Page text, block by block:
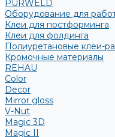
PURWELD
Оборудование для
Клеи для постформинга
Клеи для фолдинга
Полиуретановые клеи-
Кромочные материалы
REHAU
Color
Decor
Mirror gloss
V-Nut
Magic 3D
Magic II